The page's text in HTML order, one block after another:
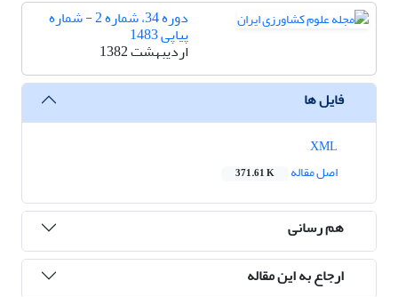
دوره 34، شماره 2 - شماره
پیاپی 1483
اردیبهشت 1382
فایل ها
اصل مقاله
371.61 K
هم رسانی
ارجاع به این مقاله